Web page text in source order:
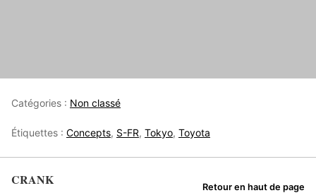
Catégories : Non classé
Étiquettes : Concepts, S-FR, Tokyo, Toyota
CRANK Retour en haut de page